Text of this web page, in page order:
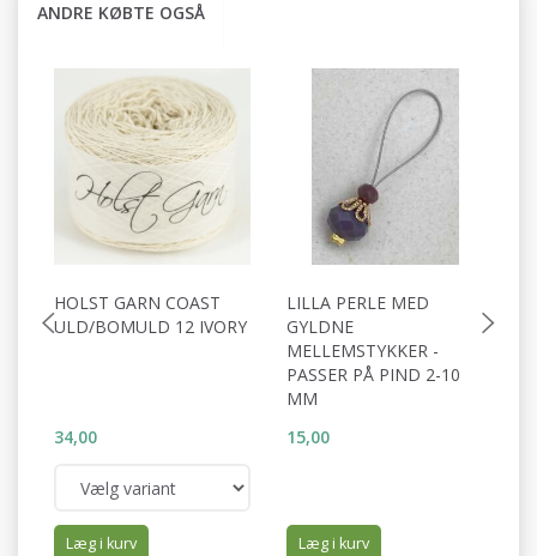
ANDRE KØBTE OGSÅ
HOLST GARN COAST
ULD/BOMULD 12 IVORY
34,00
Læg i kurv
LILLA PERLE MED
GYLDNE
MELLEMSTYKKER -
PASSER PÅ PIND 2-10
MM
15,00
Læg i kurv